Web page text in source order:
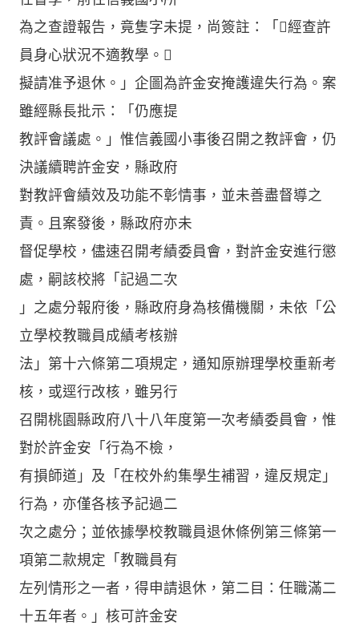
為之查證報告，竟隻字未提，尚簽註：「經查許
員身心狀況不適教學。
擬請准予退休。」企圖為許金安掩護違失行為。案
雖經縣長批示：「仍應提
教評會議處。」惟信義國小事後召開之教評會，仍
決議續聘許金安，縣政府
對教評會績效及功能不彰情事，並未善盡督導之
責。且案發後，縣政府亦未
督促學校，儘速召開考績委員會，對許金安進行懲
處，嗣該校將「記過二次
」之處分報府後，縣政府身為核備機關，未依「公
立學校教職員成績考核辦
法」第十六條第二項規定，通知原辦理學校重新考
核，或逕行改核，雖另行
召開桃園縣政府八十八年度第一次考績委員會，惟
對於許金安「行為不檢，
有損師道」及「在校外約集學生補習，違反規定」
行為，亦僅各核予記過二
次之處分；並依據學校教職員退休條例第三條第一
項第二款規定「教職員有
左列情形之一者，得申請退休，第二目：任職滿二
十五年者。」核可許金安